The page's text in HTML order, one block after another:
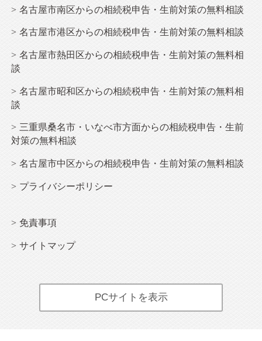
名古屋市南区からの相続税申告・生前対策の無料相談
名古屋市港区からの相続税申告・生前対策の無料相談
名古屋市熱田区からの相続税申告・生前対策の無料相
談
名古屋市昭和区からの相続税申告・生前対策の無料相
談
三重県桑名市・いなべ市方面からの相続税申告・生前
対策の無料相談
名古屋市中区からの相続税申告・生前対策の無料相談
プライバシーポリシー
免責事項
サイトマップ
PCサイトを表示